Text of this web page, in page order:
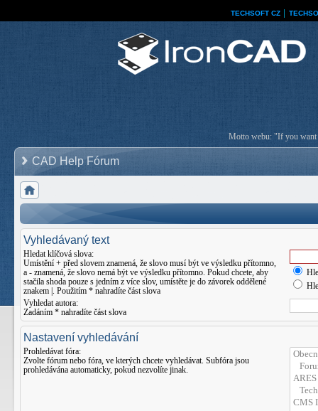
TECHSOFT CZ
Motto webu: "If you want
CAD Help Fórum
Vyhledávaný text
Hledat klíčová slova:
Umístění + před slovem znamená, že slovo musí být ve výsledku přítomno,
a - znamená, že slovo nemá být ve výsledku přítomno. Pokud chcete, aby
stačila shoda pouze s jedním z více slov, umístěte je do závorek oddělené
znakem . Použitím * nahradíte část slova
Vyhledat autora:
Zadáním * nahradíte část slova
Nastavení vyhledávání
Prohledávat fóra:
Zvolte fórum nebo fóra, ve kterých chcete vyhledávat. Subfóra jsou
prohledávána automaticky, pokud nezvolíte jinak.